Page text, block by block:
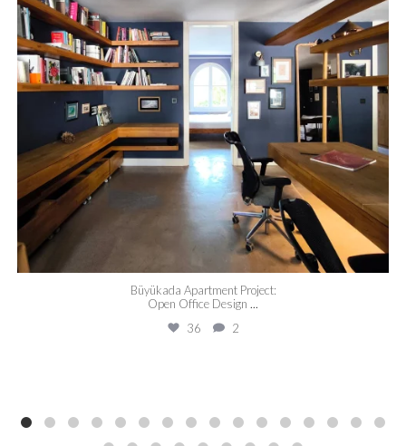
Büyükada Apartment Project:
Open Office Design ...
36
2